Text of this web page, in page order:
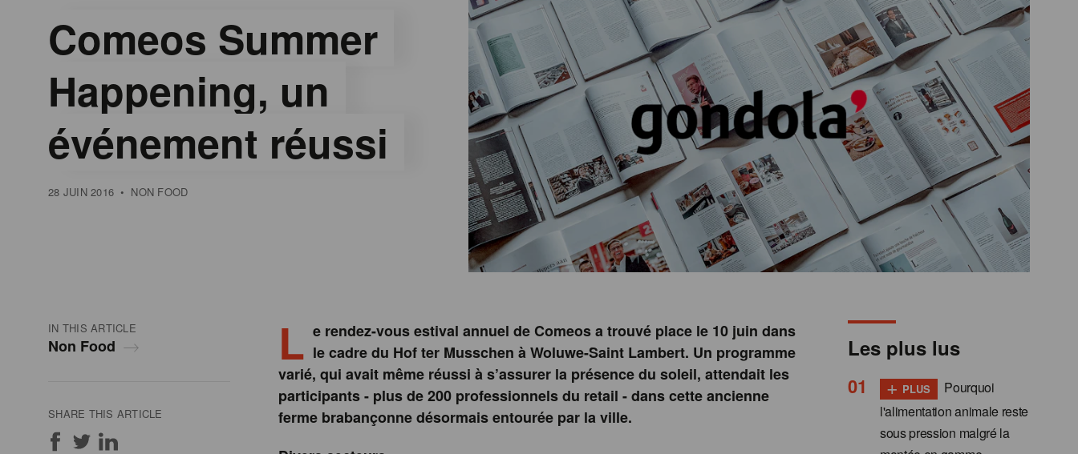
Comeos Summer
Happening, un
événement réussi
28 JUIN 2016 • NON FOOD
IN THIS ARTICLE
Non Food
SHARE THIS ARTICLE
L e rendez-vous estival annuel de Comeos a trouvé place le 10 juin dans
le cadre du Hof ter Musschen à Woluwe-Saint Lambert. Un programme
varié, qui avait même réussi à s’assurer la présence du soleil, attendait les
participants - plus de 200 professionnels du retail - dans cette ancienne
ferme brabançonne désormais entourée par la ville.
Les plus lus
+ PLUS
Pourquoi
l'alimentation animale reste
sous pression malgré la